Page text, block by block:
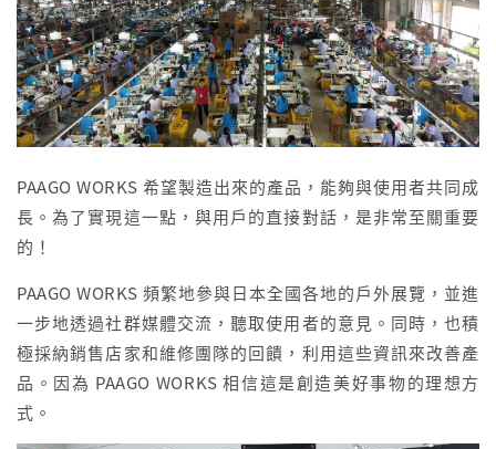
PAAGO WORKS 希望製造出來的產品，能夠與使用者共同成
長。為了實現這一點，與用戶的直接對話，是非常至關重要
的！
PAAGO WORKS 頻繁地參與日本全國各地的戶外展覽，並進
一步地透過社群媒體交流，聽取使用者的意見。同時，也積
極採納銷售店家和維修團隊的回饋，利用這些資訊來改善產
品。因為 PAAGO WORKS 相信這是創造美好事物的理想方
式。